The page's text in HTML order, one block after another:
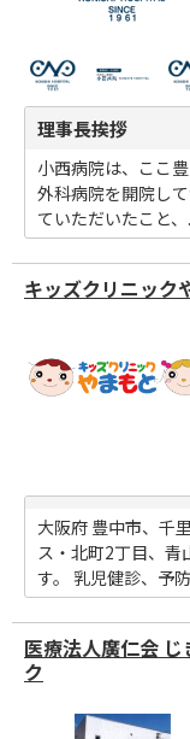
理事長挨拶
小西病院は、ここ
外科病院を開院し
ていただいたこと、
キッズクリニック
大阪府 豊中市、千
ス・北町2丁目、青
す。 乳児健診、予
医療法人廣仁会
ク